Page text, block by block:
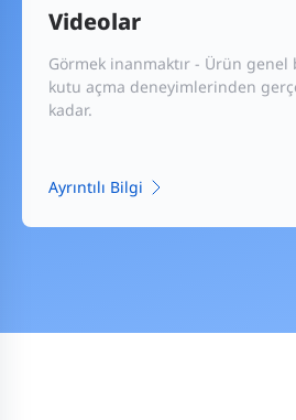
Videolar
Görmek inanmaktır - Ürün genel
kutu açma deneyimlerinden
kadar.
Ayrıntılı Bilgi